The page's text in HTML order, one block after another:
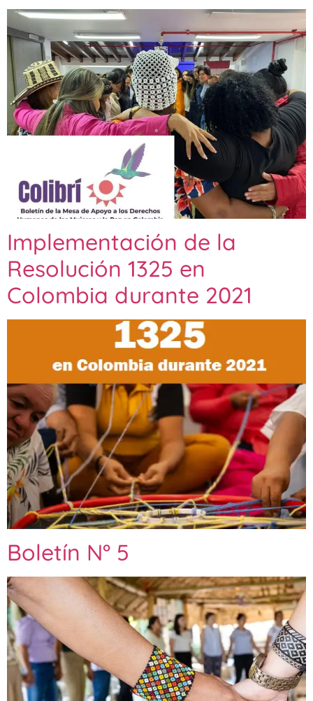
Implementación de la
Resolución 1325 en
Colombia durante 2021
Boletín N° 5